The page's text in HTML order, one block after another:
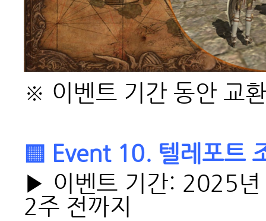
※ 이벤트 기간 동안 교
▒ Event 10. 텔레포트
▶ 이벤트 기간: 2025년
2주 전까지